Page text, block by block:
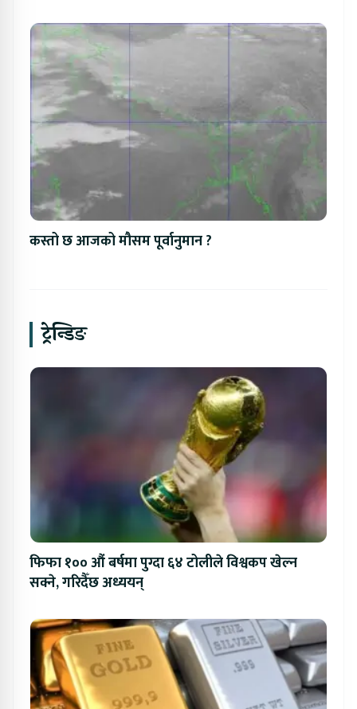
कस्तो छ आजको मौसम पूर्वानुमान ?
ट्रेन्डिङ
फिफा १०० औं बर्षमा पुग्दा ६४ टोलीले विश्वकप खेल्न
सक्ने, गरिदैँछ अध्ययन्